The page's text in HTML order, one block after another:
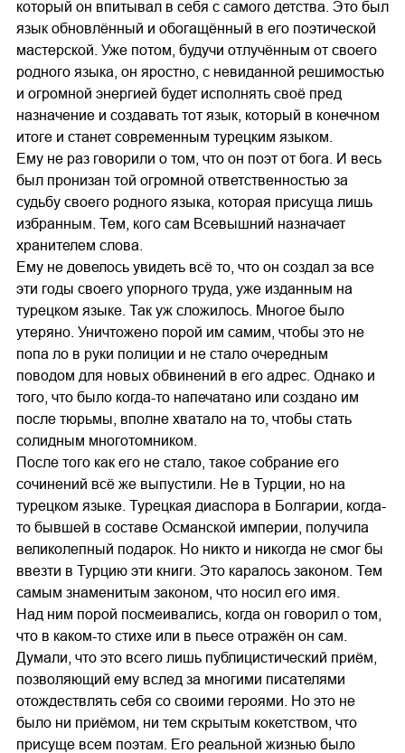
который он впитывал в себя с самого детства. Это был
язык обновлённый и обогащённый в его поэтической
мастерской. Уже потом, будучи отлучённым от своего
родного языка, он яростно, с невиданной решимостью
и огромной энергией будет исполнять своё пред
назначение и создавать тот язык, который в конечном
итоге и станет современным турецким языком.
Ему не раз говорили о том, что он поэт от бога. И весь
был пронизан той огромной ответственностью за
судьбу своего родного языка, которая присуща лишь
избранным. Тем, кого сам Всевышний назначает
хранителем слова.
Ему не довелось увидеть всё то, что он создал за все
эти годы своего упорного труда, уже изданным на
турецком языке. Так уж сложилось. Многое было
утеряно. Уничтожено порой им самим, чтобы это не
попа ло в руки полиции и не стало очередным
поводом для новых обвинений в его адрес. Однако и
того, что было когда-то напечатано или создано им
после тюрьмы, вполне хватало на то, чтобы стать
солидным многотомником.
После того как его не стало, такое собрание его
сочинений всё же выпустили. Не в Турции, но на
турецком языке. Турецкая диаспора в Болгарии, когда-
то бывшей в составе Османской империи, получила
великолепный подарок. Но никто и никогда не смог бы
ввезти в Турцию эти книги. Это каралось законом. Тем
самым знаменитым законом, что носил его имя.
Над ним порой посмеивались, когда он говорил о том,
что в каком-то стихе или в пьесе отражён он сам.
Думали, что это всего лишь публицистический приём,
позволяющий ему вслед за многими писателями
отождествлять себя со своими героями. Но это не
было ни приёмом, ни тем скрытым кокетством, что
присуще всем поэтам. Его реальной жизнью было